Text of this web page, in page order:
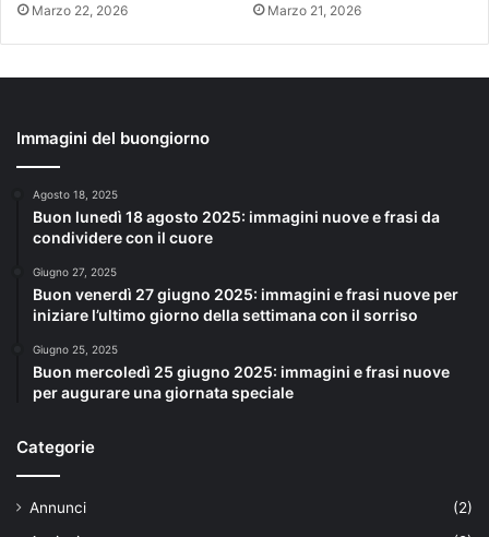
Marzo 22, 2026 Marzo 21, 2026
Immagini del buongiorno
Agosto 18, 2025
Buon lunedì 18 agosto 2025: immagini nuove e frasi da
condividere con il cuore
Giugno 27, 2025
Buon venerdì 27 giugno 2025: immagini e frasi nuove per
iniziare l’ultimo giorno della settimana con il sorriso
Giugno 25, 2025
Buon mercoledì 25 giugno 2025: immagini e frasi nuove
per augurare una giornata speciale
Categorie
Annunci
(2)